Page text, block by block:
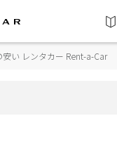
い レンタカー Rent-a-Car